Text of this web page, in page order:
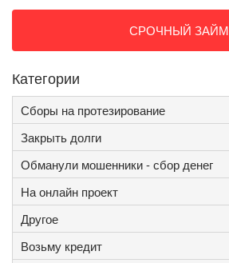
СРОЧНЫЙ ЗАЙМ
Категории
Сборы на протезирование
Закрыть долги
Обманули мошенники - сбор денег
На онлайн проект
Другое
Возьму кредит